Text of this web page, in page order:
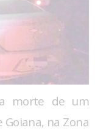
morte de um
na Zona